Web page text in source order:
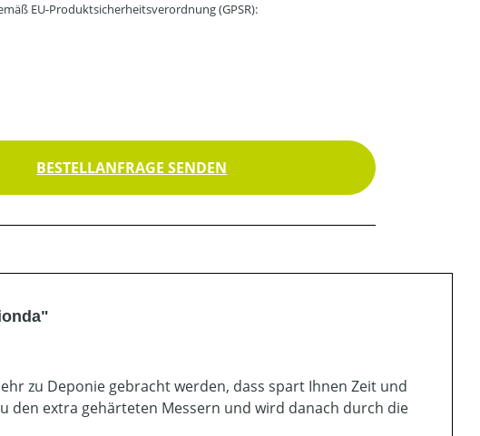
EU-Produktsicherheitsverordnung (GPSR):
BESTELLANFRAGE SENDEN
zu Deponie gebracht werden, dass spart Ihnen Zeit und
den extra gehärteten Messern und wird danach durch die